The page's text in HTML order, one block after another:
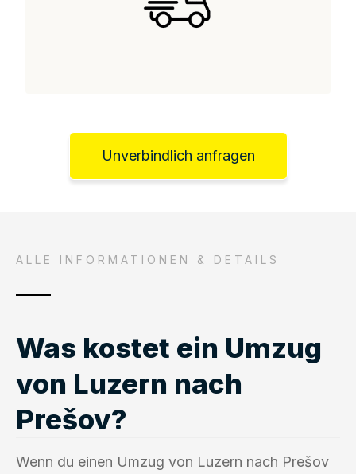
Unverbindlich anfragen
ALLE INFORMATIONEN & DETAILS
Was kostet ein Umzug
von Luzern nach
Prešov?
Wenn du einen Umzug von Luzern nach Prešov